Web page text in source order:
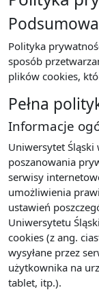
Polityka
sposób
plików cookies,
Pełna
Informacje
Uniwersytet Śląski
poszanowania
serwisy
umożliwienia
ustawień
Uniwersytetu
cookies (z ang.
wysyłane przez
użytkownika na
tablet, itp.).